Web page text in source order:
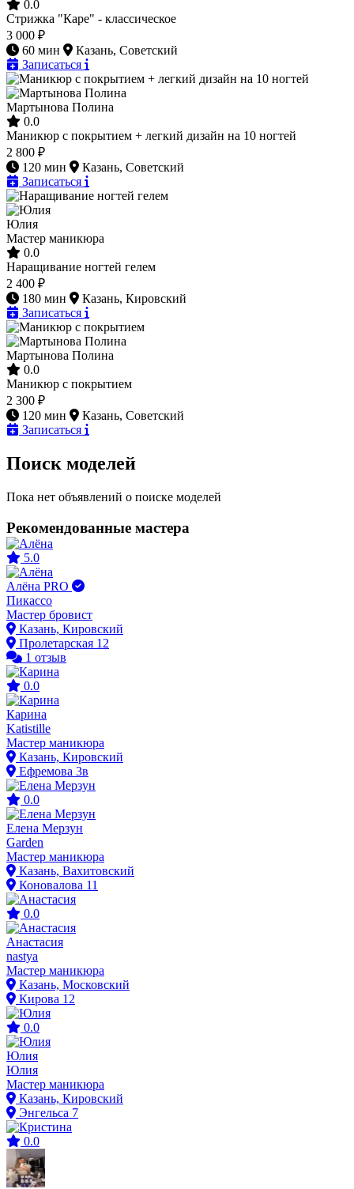
0.0
Стрижка "Каре" - классическое
3 000 ₽
60 мин
Казань, Советский
Записаться
Мартынова Полина
0.0
Маникюр с покрытием + легкий дизайн на 10 ногтей
2 800 ₽
120 мин
Казань, Советский
Записаться
Юлия
Мастер маникюра
0.0
Наращивание ногтей гелем
2 400 ₽
180 мин
Казань, Кировский
Записаться
Мартынова Полина
0.0
Маникюр с покрытием
2 300 ₽
120 мин
Казань, Советский
Записаться
Поиск моделей
Пока нет объявлений о поиске моделей
Рекомендованные мастера
5.0
Алёна PRO
Пикассо
Мастер бровист
Казань, Кировский
Пролетарская 12
1 отзыв
0.0
Карина
Katistille
Мастер маникюра
Казань, Кировский
Ефремова 3в
0.0
Елена Мерзун
Garden
Мастер маникюра
Казань, Вахитовский
Коновалова 11
0.0
Анастасия
nastya
Мастер маникюра
Казань, Московский
Кирова 12
0.0
Юлия
Юлия
Мастер маникюра
Казань, Кировский
Энгельса 7
0.0